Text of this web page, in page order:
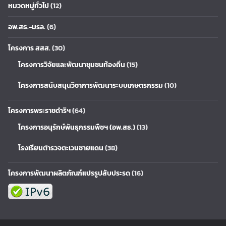
หมวดหมู่ทั่วไป(12)
อพ.สธ.-มรล.(6)
โครงการ สสส.(30)
โครงการวิจัยและพัฒนาชุมชนท้องถิ่น(15)
โครงการสนับสนุนวิชาการพัฒนาระบบเกษตรกรรม(10)
โครงการพระราชดำริฯ(64)
โครงการอนุรักษ์พันธุกรรมพืชฯ (อพ.สธ.)(13)
โรงเรียนตำรวจตะเวนชายแดน(38)
โครงการพัฒนาผลิตภัณฑ์แปรรูปสับประรด(16)